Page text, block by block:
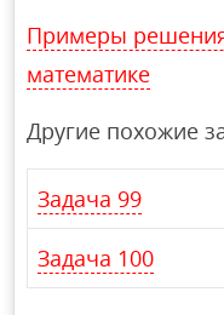
Примеры
математике
Другие похожие
Задача 99
Задача 100